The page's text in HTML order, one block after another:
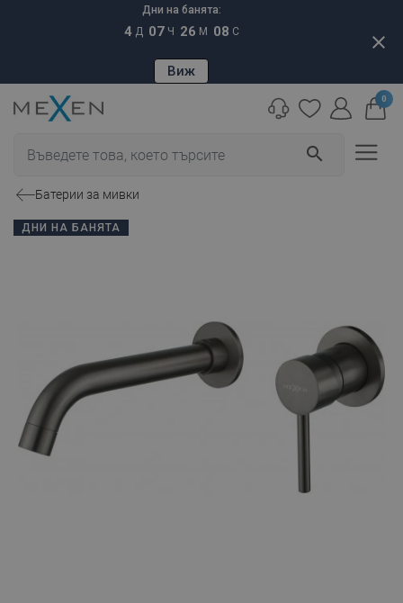
Дни на банята:
4 Д 07 Ч 26 М 07 С
Виж
close
search
0
Батерии за мивки
ДНИ НА БАНЯТА